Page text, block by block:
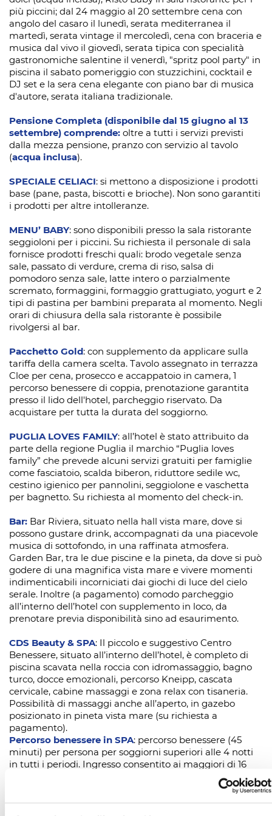
più piccini; dal 24 maggio al 20 settembre cena con
angolo del casaro il lunedì, serata mediterranea il
martedì, serata vintage il mercoledì, cena con braceria e
musica dal vivo il giovedì, serata tipica con specialità
gastronomiche salentine il venerdì, "spritz pool party" in
piscina il sabato pomeriggio con stuzzichini, cocktail e
DJ set e la sera cena elegante con piano bar di musica
d'autore, serata italiana tradizionale.
Pensione Completa (disponibile dal 15 giugno al 13
settembre) comprende: oltre a tutti i servizi previsti
dalla mezza pensione, pranzo con servizio al tavolo
(acqua inclusa).
SPECIALE CELIACI : si mettono a disposizione i prodotti
base (pane, pasta, biscotti e brioche). Non sono garantiti
i prodotti per altre intolleranze.
MENU’ BABY: sono disponibili presso la sala ristorante
seggioloni per i piccini. Su richiesta il personale di sala
fornisce prodotti freschi quali: brodo vegetale senza
sale, passato di verdure, crema di riso, salsa di
pomodoro senza sale, latte intero o parzialmente
scremato, formaggini, formaggio grattugiato, yogurt e 2
tipi di pastina per bambini preparata al momento. Negli
orari di chiusura della sala ristorante è possibile
rivolgersi al bar.
Pacchetto Gold : con supplemento da applicare sulla
tariffa della camera scelta. Tavolo assegnato in terrazza
Cloe per cena, prosecco e accappatoio in camera, 1
percorso benessere di coppia, prenotazione garantita
presso il lido dell'hotel, parcheggio riservato. Da
acquistare per tutta la durata del soggiorno.
PUGLIA LOVES FAMILY: all’hotel è stato attribuito da
parte della regione Puglia il marchio “Puglia loves
family” che prevede alcuni servizi gratuiti per famiglie
come fasciatoio, scalda biberon, riduttore sedile wc,
cestino igienico per pannolini, seggiolone e vaschetta
per bagnetto. Su richiesta al momento del check-in.
Bar: Bar Riviera, situato nella hall vista mare, dove si
possono gustare drink, accompagnati da una piacevole
musica di sottofondo, in una raffinata atmosfera.
Garden Bar, tra le due piscine e la pineta, da dove si può
godere di una magnifica vista mare e vivere momenti
indimenticabili incorniciati dai giochi di luce del cielo
serale. Inoltre (a pagamento) comodo parcheggio
all’interno dell’hotel con supplemento in loco, da
prenotare previa disponibilità sino ad esaurimento.
CDS Beauty & SPA: Il piccolo e suggestivo Centro
Benessere, situato all’interno dell’hotel, è completo di
piscina scavata nella roccia con idromassaggio, bagno
turco, docce emozionali, percorso Kneipp, cascata
cervicale, cabine massaggi e zona relax con tisaneria.
Possibilità di massaggi anche all’aperto, in gazebo
posizionato in pineta vista mare (su richiesta a
pagamento).
Percorso benessere in SPA: percorso benessere (45
minuti) per persona per soggiorni superiori alle 4 notti
in tutti i periodi. Ingresso consentito ai maggiori di 16
anni. La SPA può essere prenotata in esclusiva per la